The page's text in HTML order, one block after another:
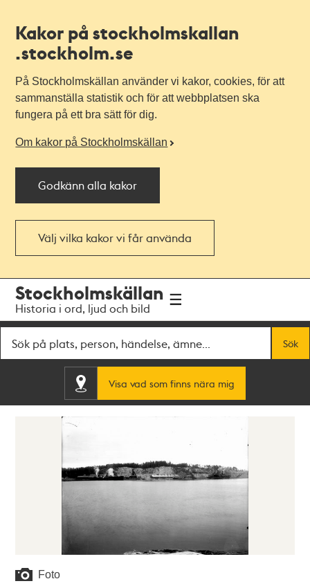
Kakor på stockholmskallan
.stockholm.se
På Stockholmskällan använder vi kakor, cookies, för att
sammanställa statistik och för att webbplatsen ska
fungera på ett bra sätt för dig.
Om kakor på Stockholmskällan
Godkänn alla kakor
Välj vilka kakor vi får använda
navigationen
huvudinnehållet
Stockholmskällan
Historia i ord, ljud och bild
Sök
Visa vad som finns nära mig
Foto